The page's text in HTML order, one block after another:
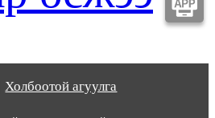
Холбоотой агуулга